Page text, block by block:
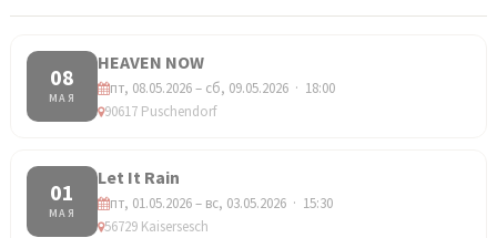
08
МАЯ
HEAVEN NOW
пт, 08.05.2026 – сб, 09.05.2026 · 18:00
90617 Puschendorf
01
МАЯ
Let It Rain
пт, 01.05.2026 – вс, 03.05.2026 · 15:30
56729 Kaisersesch